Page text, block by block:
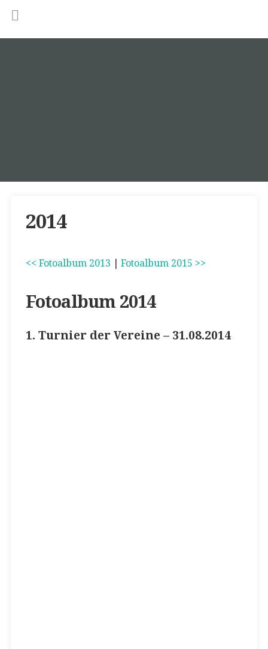
2014
<< Fotoalbum 2013 Fotoalbum 2015 >>
Fotoalbum 2014
1. Turnier der Vereine – 31.08.2014